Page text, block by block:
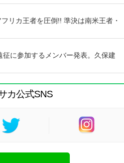
リカ王者を圧倒!! 準決は南米王者・
に参加するメンバー発表。久保建
カ公式SNS